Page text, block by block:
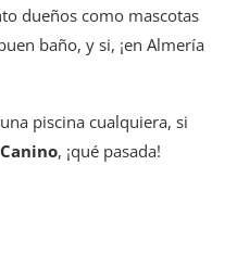
dueños como mascotas
baño, y si, ¡en Almería
piscina cualquiera, si
, ¡qué pasada!